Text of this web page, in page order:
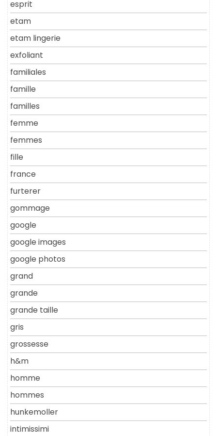
esprit
etam
etam lingerie
exfoliant
familiales
famille
familles
femme
femmes
fille
france
furterer
gommage
google
google images
google photos
grand
grande
grande taille
gris
grossesse
h&m
homme
hommes
hunkemoller
intimissimi